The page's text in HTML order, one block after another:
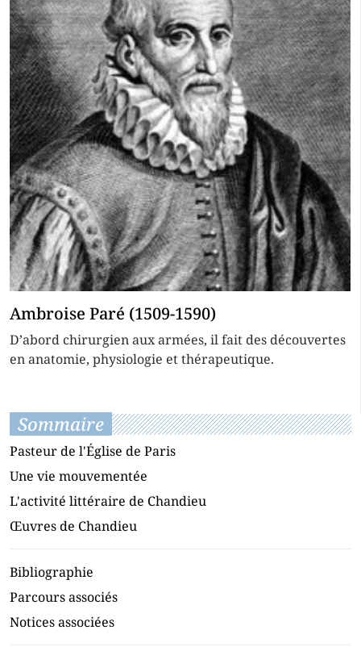
Ambroise Paré (1509-1590)
D’abord chirurgien aux armées, il fait des découvertes
en anatomie, physiologie et thérapeutique.
Sommaire
Pasteur de l'Église de Paris
Une vie mouvementée
L'activité littéraire de Chandieu
Œuvres de Chandieu
Bibliographie
Parcours associés
Notices associées